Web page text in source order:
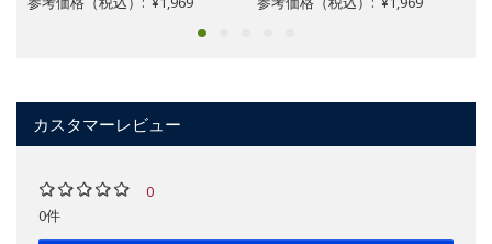
カスタマーレビュー
0
0件